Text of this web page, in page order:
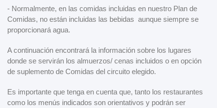
- Normalmente, en las comidas incluidas en nuestro Plan de
Comidas, no están incluidas las bebidas aunque siempre se
proporcionará agua.
A continuación encontrará la información sobre los lugares
donde se servirán los almuerzos/ cenas incluidos o en opción
de suplemento de Comidas del circuito elegido.
Es importante que tenga en cuenta que, tanto los restaurantes
como los menús indicados son orientativos y podrán ser